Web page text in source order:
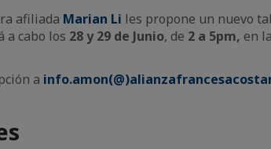
afiliada Marian Li les propone un nuevo
a cabo los 28 y 29 de Junio, de 2 a 5pm, en la
a